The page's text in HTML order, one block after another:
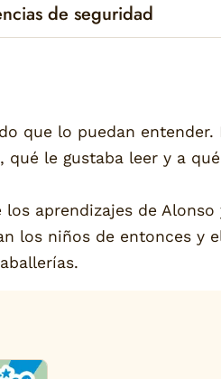
de seguridad
que lo puedan
le gustaba leer y a
aprendizajes de Alonso
los niños de entonces y